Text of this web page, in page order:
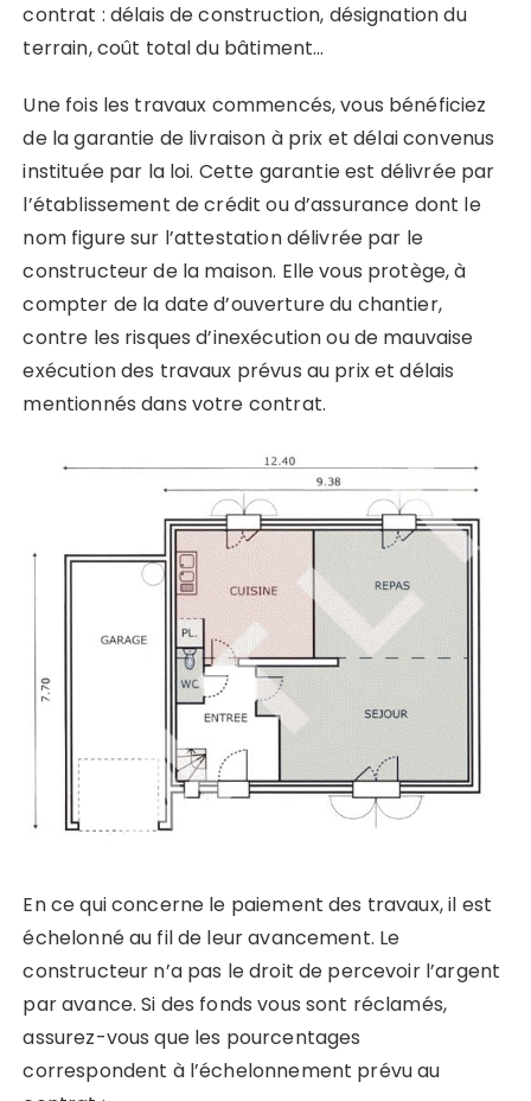
contrat : délais de construction, désignation du
terrain, coût total du bâtiment…
Une fois les travaux commencés, vous bénéficiez
de la garantie de livraison à prix et délai convenus
instituée par la loi. Cette garantie est délivrée par
l’établissement de crédit ou d’assurance dont le
nom figure sur l’attestation délivrée par le
constructeur de la maison. Elle vous protège, à
compter de la date d’ouverture du chantier,
contre les risques d’inexécution ou de mauvaise
exécution des travaux prévus au prix et délais
mentionnés dans votre contrat.
En ce qui concerne le paiement des travaux, il est
échelonné au fil de leur avancement. Le
constructeur n’a pas le droit de percevoir l’argent
par avance. Si des fonds vous sont réclamés,
assurez-vous que les pourcentages
correspondent à l’échelonnement prévu au